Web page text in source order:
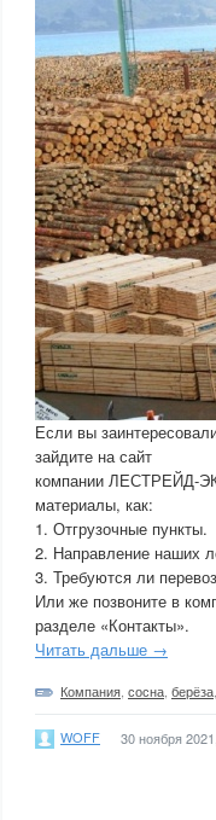
Если вы
зайдите на сайт
компании ЛЕСТРЕЙД-
материалы, как:
1. Отгрузочные пункты.
2. Направление наших
3. Требуются ли
Или же позвоните в
разделе «Контакты».
Читать дальше →
Компания сосна берёза
WOFF 30 ноября